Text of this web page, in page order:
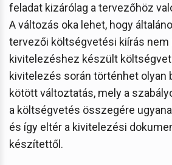
feladat kizárólag a tervezőhöz
A változás oka lehet, hogy
tervezői költségvetési kiírás nem
kivitelezéshez készült
kivitelezés során történhet olyan
kötött változtatás, mely a
a költségvetés összegére
és így eltér a kivitelezési
készítettől.